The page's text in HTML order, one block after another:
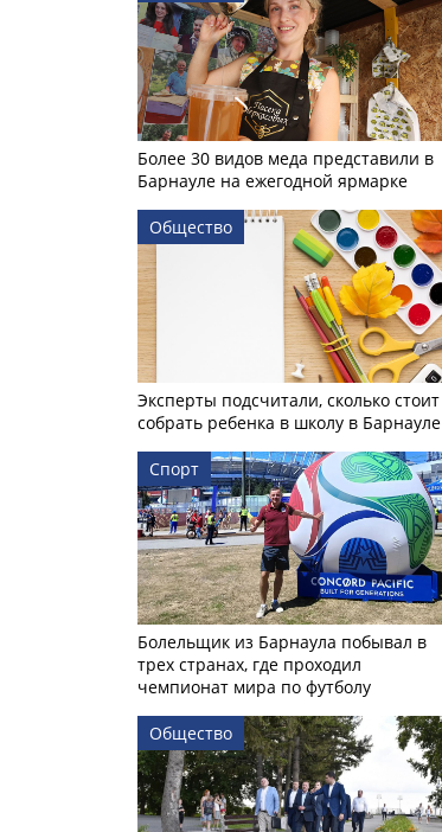
Более 30 видов меда представили в
Барнауле на ежегодной ярмарке
Общество
Эксперты подсчитали, сколько стоит
собрать ребенка в школу в Барнауле
Спорт
Болельщик из Барнаула побывал в
трех странах, где проходил
чемпионат мира по футболу
Общество